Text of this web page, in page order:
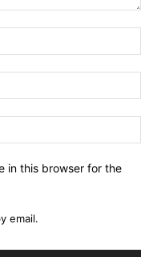
in this browser for the
email.